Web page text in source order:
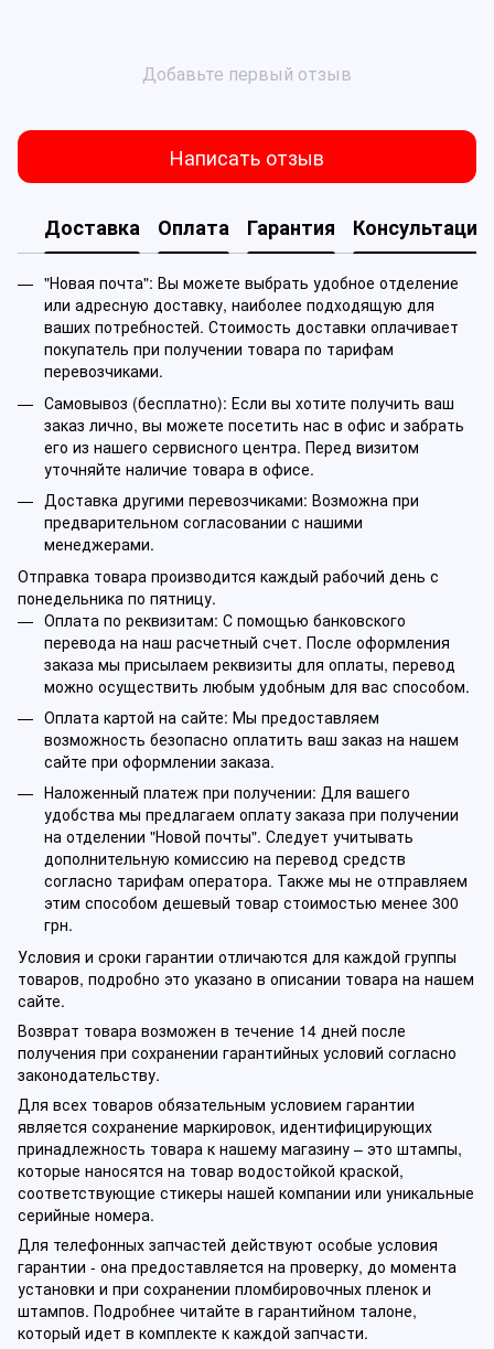
Добавьте первый отзыв
Написать отзыв
Доставка Оплата Гарантия Консультация
"Новая почта": Вы можете выбрать удобное отделение
или адресную доставку, наиболее подходящую для
ваших потребностей. Стоимость доставки оплачивает
покупатель при получении товара по тарифам
перевозчиками.
Самовывоз (бесплатно): Если вы хотите получить ваш
заказ лично, вы можете посетить нас в офис и забрать
его из нашего сервисного центра. Перед визитом
уточняйте наличие товара в офисе.
Доставка другими перевозчиками: Возможна при
предварительном согласовании с нашими
менеджерами.
Отправка товара производится каждый рабочий день с
понедельника по пятницу.
Оплата по реквизитам: С помощью банковского
перевода на наш расчетный счет. После оформления
заказа мы присылаем реквизиты для оплаты, перевод
можно осуществить любым удобным для вас способом.
Оплата картой на сайте: Мы предоставляем
возможность безопасно оплатить ваш заказ на нашем
сайте при оформлении заказа.
Наложенный платеж при получении: Для вашего
удобства мы предлагаем оплату заказа при получении
на отделении "Новой почты". Следует учитывать
дополнительную комиссию на перевод средств
согласно тарифам оператора. Также мы не отправляем
этим способом дешевый товар стоимостью менее 300
грн.
Условия и сроки гарантии отличаются для каждой группы
товаров, подробно это указано в описании товара на нашем
сайте.
Возврат товара возможен в течение 14 дней после
получения при сохранении гарантийных условий согласно
законодательству.
Для всех товаров обязательным условием гарантии
является сохранение маркировок, идентифицирующих
принадлежность товара к нашему магазину – это штампы,
которые наносятся на товар водостойкой краской,
соответствующие стикеры нашей компании или уникальные
серийные номера.
Для телефонных запчастей действуют особые условия
гарантии - она предоставляется на проверку, до момента
установки и при сохранении пломбировочных пленок и
штампов. Подробнее читайте в гарантийном талоне,
который идет в комплекте к каждой запчасти.